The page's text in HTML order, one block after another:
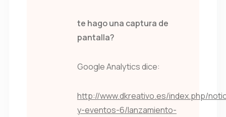
te hago una captura de
pantalla?
Google Analytics dice:
http://www.dkreativo.es/index.php/
y-eventos-6/lanzamiento-